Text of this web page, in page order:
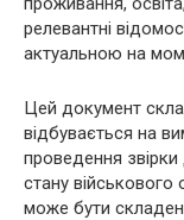
релевантні
актуальною на
Цей документ
відбувається на
проведення
стану військового
може бути